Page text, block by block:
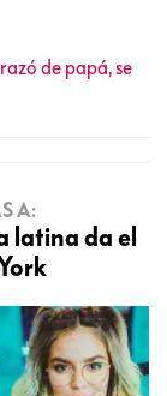
de papá, se
A:
latina da el